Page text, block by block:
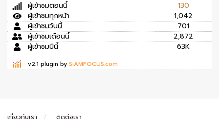
ผู้เข้าชมตอนนี้
130
ผู้เข้าชมทุกหน้า
1,042
ผู้เข้าชมวันนี้
701
ผู้เข้าชมเดือนนี้
2,872
ผู้เข้าชมปีนี้
63K
v2.1 plugin by SiAMFOCUS.com
เกี่ยวกับเรา ติดต่อเรา